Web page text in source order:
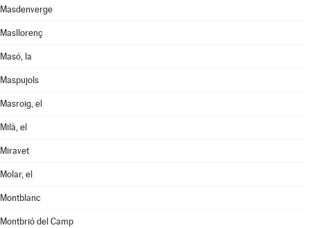
Masdenverge
Masllorenç
Masó, la
Maspujols
Masroig, el
Milà, el
Miravet
Molar, el
Montblanc
Montbrió del Camp